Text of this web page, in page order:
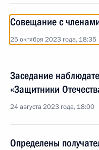
Совещание с
25 октября 2023 года, 18:35
Заседание
«Защитники
24 августа 2023 года, 18:00
Определены